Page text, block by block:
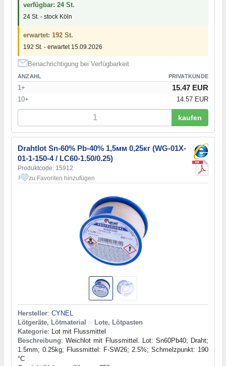
verfügbar: 24 St.
24 St. - stock Köln
erwartet: 192 St.
192 St. - erwartet 15.09.2026
Benachrichtigung bei Verfügbarkeit
ANZAHL PRIVATKUNDE
1+ 15.47 EUR
10+ 14.57 EUR
kaufen
Drahtlot Sn-60% Pb-40% 1,5мм 0,25кг (WG-01X-
01-1-150-4 / LC60-1.50/0.25)
Produktcode: 15912
3 zu Favoriten hinzufügen
Hersteller: CYNEL
Lötgeräte, Lötmaterial > Lote, Lötpasten
Kategorie: Lot mit Flussmittel
Beschreibung: Weichlot mit Flussmittel. Lot: Sn60Pb40; Draht;
1.5mm; 0.25kg; Flussmittel: F-SW26; 2.5%; Schmelzpunkt: 190
°C